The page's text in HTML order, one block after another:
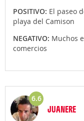
POSITIVO: El paseo
playa del Camison
NEGATIVO: Muchos
comercios
6.6
JUANERE